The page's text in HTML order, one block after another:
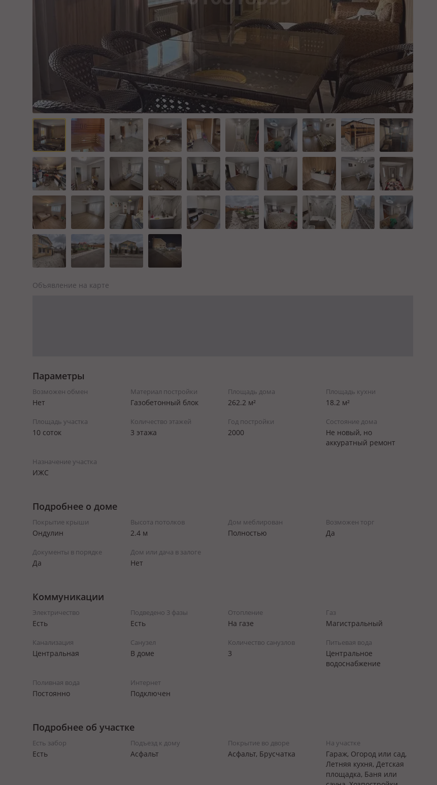
Объявление на карте
Параметры
Возможен обмен
Нет
Материал постройки
Газобетонный блок
Площадь дома
262.2 м²
Площадь кухни
18.2 м²
Площадь участка
10 соток
Количество этажей
3 этажа
Год постройки
2000
Состояние дома
Не новый, но
аккуратный ремонт
Назначение участка
ИЖС
Подробнее о доме
Покрытие крыши
Ондулин
Высота потолков
2.4 м
Дом меблирован
Полностью
Возможен торг
Да
Документы в порядке
Да
Дом или дача в залоге
Нет
Коммуникации
Электричество
Есть
Подведено 3 фазы
Есть
Отопление
На газе
Газ
Магистральный
Канализация
Центральная
Санузел
В доме
Количество санузлов
3
Питьевая вода
Центральное
водоснабжение
Поливная вода
Постоянно
Интернет
Подключен
Подробнее об участке
Есть забор
Есть
Подъезд к дому
Асфальт
Покрытие во дворе
Асфальт, Брусчатка
На участке
Гараж, Огород или сад,
Летняя кухня, Детская
площадка, Баня или